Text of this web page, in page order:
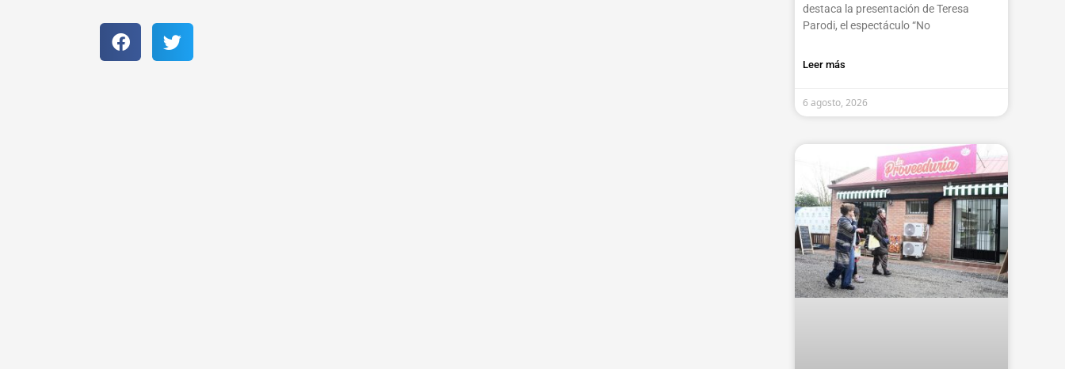
destaca la presentación de Teresa
Parodi, el espectáculo “No
Leer más
6 agosto, 2026